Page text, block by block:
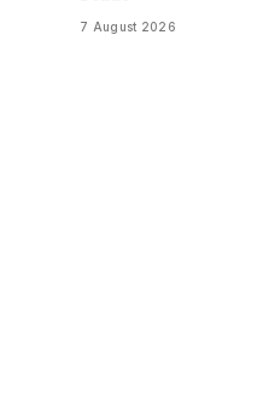
7 August 2026